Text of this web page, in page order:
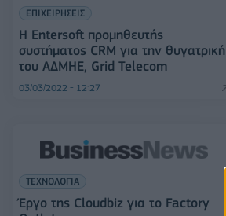
ΕΠΙΧΕΙΡΗΣΕΙΣ
H Entersoft προμηθευτής
συστήματος CRM για την θυγατρική
του ΑΔΜΗΕ, Grid Telecom
03/03/2022 - 12:27
ΤΕΧΝΟΛΟΓΙΑ
Έργο της Cloudbiz για το Factory